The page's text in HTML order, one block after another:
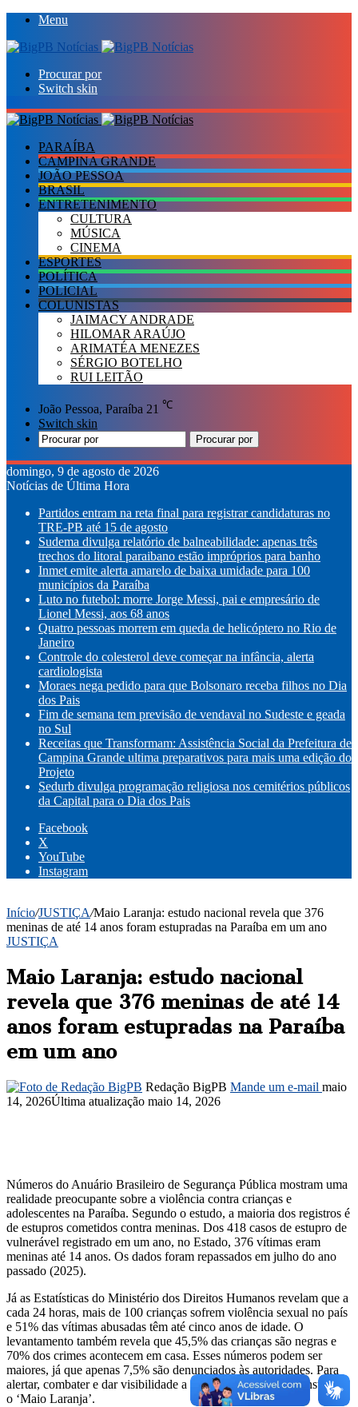
Menu
Procurar por
Switch skin
PARAÍBA
CAMPINA GRANDE
JOÃO PESSOA
BRASIL
ENTRETENIMENTO
CULTURA
MÚSICA
CINEMA
ESPORTES
POLÍTICA
POLICIAL
COLUNISTAS
JAIMACY ANDRADE
HILOMAR ARAÚJO
ARIMATÉA MENEZES
SÉRGIO BOTELHO
RUI LEITÃO
João Pessoa, Paraíba 21 ℃
Switch skin
Procurar por
domingo, 9 de agosto de 2026
Notícias de Última Hora
Partidos entram na reta final para registrar candidaturas no
TRE-PB até 15 de agosto
Sudema divulga relatório de balneabilidade: apenas três
trechos do litoral paraibano estão impróprios para banho
Inmet emite alerta amarelo de baixa umidade para 100
municípios da Paraíba
Luto no futebol: morre Jorge Messi, pai e empresário de
Lionel Messi, aos 68 anos
Quatro pessoas morrem em queda de helicóptero no Rio de
Janeiro
Controle do colesterol deve começar na infância, alerta
cardiologista
Moraes nega pedido para que Bolsonaro receba filhos no Dia
dos Pais
Fim de semana tem previsão de vendaval no Sudeste e geada
no Sul
Receitas que Transformam: Assistência Social da Prefeitura de
Campina Grande ultima preparativos para mais uma edição do
Projeto
Sedurb divulga programação religiosa nos cemitérios públicos
da Capital para o Dia dos Pais
Facebook
X
YouTube
Instagram
Início/JUSTIÇA/Maio Laranja: estudo nacional revela que 376
meninas de até 14 anos foram estupradas na Paraíba em um ano
JUSTIÇA
Maio Laranja: estudo nacional
revela que 376 meninas de até 14
anos foram estupradas na Paraíba
em um ano
Redação BigPB Mande um e-mail maio
14, 2026Última atualização maio 14, 2026
Números do Anuário Brasileiro de Segurança Pública mostram uma
realidade preocupante sobre a violência contra crianças e
adolescentes na Paraíba. Segundo o estudo, a maioria dos registros é
de estupros cometidos contra meninas. Dos 418 casos de estupro de
vulnerável registrado em um ano, no Estado, 376 vítimas eram
meninas até 14 anos. Os dados foram repassados em julho do ano
passado (2025).
Já as Estatísticas do Ministério dos Direitos Humanos revelam que a
cada 24 horas, mais de 100 crianças sofrem violência sexual no país
e 51% das vítimas abusadas têm até cinco anos de idade. O
levantamento também revela que 45,5% das crianças são negras e
70% dos crimes acontecem em casa. Esses números podem ser
maiores, já que apenas 7,5% são denunciados às autoridades. Para
alertar, combater e dar visibilidade a esse tipo de crime, foi instituído
o ‘Maio Laranja’.